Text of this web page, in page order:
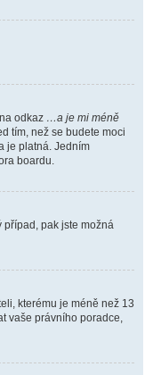
odkaz …a je mi méně
tím, než se budete moci
je platná. Jedním
boardu.
případ, pak jste možná
kterému je méně než 13
vaše právního poradce,